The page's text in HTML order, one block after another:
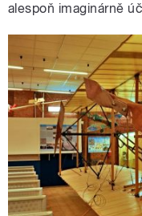
alespoň imaginárně